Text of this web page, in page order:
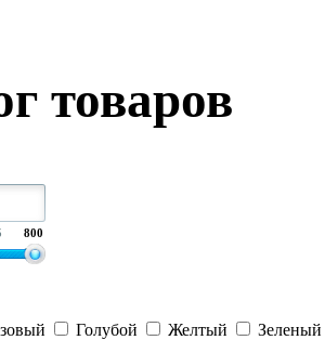
товаров
800
Голубой Желтый
Зеленый